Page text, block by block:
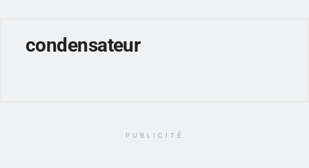
condensateur
PUBLICITÉ